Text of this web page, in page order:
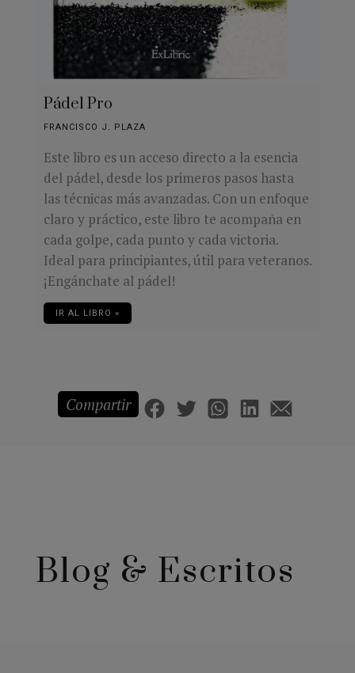
Pádel Pro
FRANCISCO J. PLAZA
Este libro es un acceso directo a la esencia
del pádel, desde los primeros pasos hasta
las técnicas más avanzadas. Con un enfoque
claro y práctico, este libro te acompaña en
cada golpe, cada punto y cada victoria.
Ideal para principiantes, útil para veteranos.
¡Engánchate al pádel!
IR AL LIBRO »
Compartir
Blog & Escritos